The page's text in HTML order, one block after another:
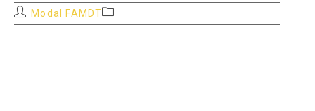
Auteur/autrice
de
Modal FAMDTPost
category: